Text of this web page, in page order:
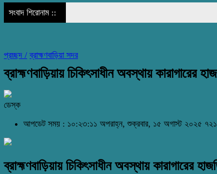
সংবাদ শিরোনাম ::
প্রচ্ছদ / ব্রাহ্মণবাড়িয়া সদর
ব্রাহ্মণবাড়িয়ায় চিকিৎসাধীন অবস্থায় কারাগারের
ডেস্ক
আপডেট সময় : ১০:২৩:১১ অপরাহ্ন, শুক্রবার, ১৫ অগাস্ট ২০২৫
ব্রাহ্মণবাড়িয়ায় চিকিৎসাধীন অবস্থায় কারাগারের